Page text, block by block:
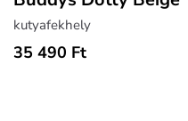
kutyafekhely
35 490 Ft